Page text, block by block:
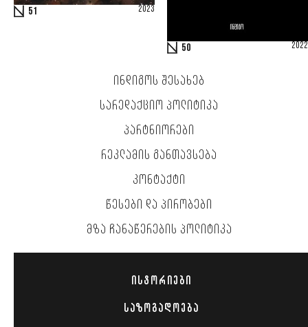
51 2023
50 2022
ᲘᲜᲓᲘᲒᲝᲡ ᲨᲔᲡᲐᲮᲔᲑ
ᲡᲐᲠᲔᲓᲐᲥᲪᲘᲝ ᲞᲝᲚᲘᲢᲘᲙᲐ
ᲞᲐᲠᲢᲜᲘᲝᲠᲔᲑᲘ
ᲠᲔᲙᲚᲐᲛᲘᲡ ᲒᲐᲜᲗᲐᲕᲡᲔᲑᲐ
ᲙᲝᲜᲢᲐᲥᲢᲘ
ᲬᲔᲡᲔᲑᲘ ᲓᲐ ᲞᲘᲠᲝᲑᲔᲑᲘ
ᲛᲖᲐ ᲩᲐᲜᲐᲬᲔᲠᲔᲑᲘᲡ ᲞᲝᲚᲘᲢᲘᲙᲐ
ᲘᲡᲢᲝᲠᲘᲔᲑᲘ
ᲡᲐᲖᲝᲒᲐᲓᲝᲔᲑᲐ